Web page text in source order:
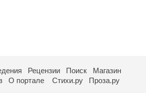
Рецензии Поиск
Магазин
О портале Стихи.ру Проза.ру